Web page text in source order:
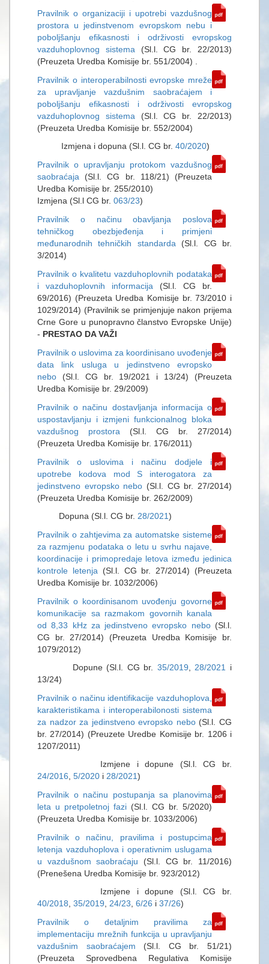
Pravilnik o organizaciji i upotrebi vazdušnog
prostora u jedinstvenom evropskom nebu i
pоbоlјšаnju efikasnosti i оdrživоsti еvrоpskоg
vаzduhоplоvnоg sistеmа (Sl.l. CG br. 22/2013)
(Preuzeta Uredba Komisije br. 551/2004) .
Pravilnik o interoperabilnosti evropske mreže
za upravljanje vazdušnim saobraćajem i
pоbоlјšаnju efikasnosti i оdrživоsti еvrоpskоg
vаzduhоplоvnоg sistеmа (Sl.l. CG br. 22/2013)
(Preuzeta Uredba Komisije br. 552/2004)
Izmjena i dopuna (Sl.l. CG br. 40/2020)
Pravilnik o upravljanju protokom vazdušnog
saobraćaja (Sl.l. CG br. 118/21) (Preuzeta
Uredba Komisije br. 255/2010)
Izmjena (Sl.l CG br. 063/23)
Pravilnik o načinu obavljanja poslova
tehničkog obezbjeđenja i primjeni
međunarodnih tehničkih standarda (Sl.l. CG br.
3/2014)
Pravilnik o kvalitetu vazduhoplovnih podataka
i vazduhoplovnih informacija (Sl.l. CG br.
69/2016) (Preuzeta Uredba Komisije br. 73/2010 i
1029/2014) (Pravilnik se primjenjuje nakon prijema
Crne Gore u punopravno članstvo Evropske Unije)
- PRESTAO DA VAŽI
Pravilnik o uslovima za koordinisano uvođenje
data link usluga u jedinstveno evropsko
nebo (Sl.l. CG br. 19/2021 i 13/24) (Preuzeta
Uredba Komisije br. 29/2009)
Pravilnik o načinu dostavljanja informacija o
uspostavljanju i izmjeni funkcionalnog bloka
vazdušnog prostora (Sl.l. CG br. 27/2014)
(Preuzeta Uredba Komisije br. 176/2011)
Pravilnik o uslovima i načinu dodjele i
upotrebe kodova mod S interogatora za
jedinstveno evropsko nebo (Sl.l. CG br. 27/2014)
(Preuzeta Uredba Komisije br. 262/2009)
Dopuna (Sl.l. CG br. 28/2021)
Pravilnik o zahtjevima za automatske sisteme
za razmjenu podataka o letu u svrhu najave,
koordinacije i primopredaje letova između jedinica
kontrole letenja (Sl.l. CG br. 27/2014) (Preuzeta
Uredba Komisije br. 1032/2006)
Pravilnik o koordinisanom uvođenju govorne
komunikacije sa razmakom govornih kanala
od 8,33 kHz za jedinstveno evropsko nebo(Sl.l.
CG br. 27/2014) (Preuzeta Uredba Komisije br.
1079/2012)
Dopune (Sl.l. CG br. 35/2019 28/2021
i
13/24)
Pravilnik o načinu identifikacije vazduhoplova,
karakteristikama i interoperabilonosti sistema
za nadzor za jedinstveno evropsko nebo(Sl.l. CG
br. 27/2014) (Preuzete Uredbe Komisije br. 1206 i
1207/2011)
Izmjene i dopune (Sl.l. CG br.
24/2016 5/2020 i 28/2021)
Pravilnik o načinu postupanja sa planovima
leta u pretpoletnoj fazi (Sl.l. CG br. 5/2020)
(Preuzeta Uredba Komisije br. 1033/2006)
Pravilnik o načinu, pravilima i postupcima
letenja vazduhoplova i operativnim uslugama
u vazdušnom saobraćaju (Sl.l. CG br. 11/2016)
(Prenešena Uredba Komisije br. 923/2012)
Izmjene i dopune (Sl.l. CG br.
40/2018 35/2019 24/23 6/26 i 37/26)
Pravilnik o detaljnim pravilima za
implementaciju mrežnih funkcija u upravljanju
vazdušnim saobraćajem (Sl.l. CG br. 51/21)
(Preuzeta Sprovedbena Regulativa Komisije